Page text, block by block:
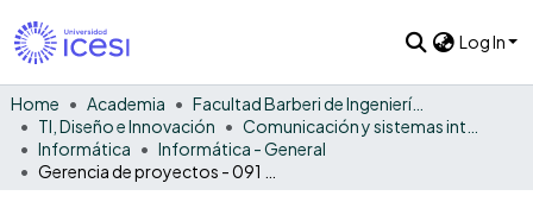
Log In
Home Academia
Facultad Barberi de Ingeniería, Diseño y Ciencias Aplicadas
TI, Diseño e Innovación
Informática
Informática - General